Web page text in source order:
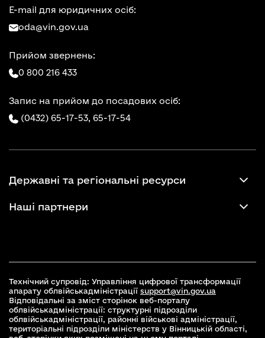
E-mail для юридичних осіб:
oda@vin.gov.ua
Прийом звернень:
0 800 216 433
Запис на прийом до посадових осіб:
(0432) 65-17-53, 65-17-54
Державні та регіональні ресурси
Наші партнери
Технічний супровід: Управління цифрової трансформації
апарату облвійськадміністрації support@vin.gov.ua
Відповідальні за зміст сторінок веб-порталу
облвійськадміністрації: структурні підрозділи
облвійськадміністрації, районні військові адміністрації,
територіальні підрозділи міністерств у Вінницькій області,